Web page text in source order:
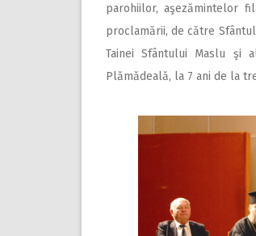
parohiilor, aşezămintelor
proclamării, de către
Tainei Sfântului Maslu şi
Plămădeală, la 7 ani de la